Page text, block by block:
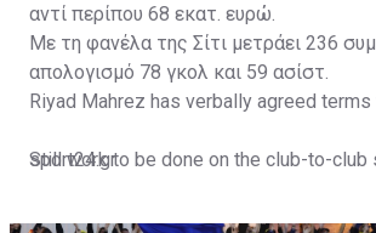
αντί περίπου 68 εκατ. ευρώ.
Με τη φανέλα της Σίτι μετράει 236
απολογισμό 78 γκολ και 59 ασίστ.
Riyad Mahrez has verbally agreed terms
Still work to be done on the club-to-club
sport24.gr